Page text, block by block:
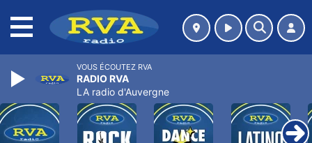
VOUS ÉCOUTEZ RVA
RADIO RVA
LA radio d'Auvergne